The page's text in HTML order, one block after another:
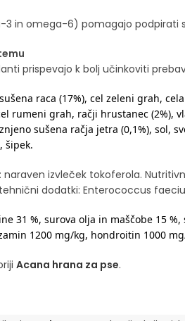
in omega-6) pomagajo podpirati
prispevajo k bolj učinkoviti
raca (17%), cel zeleni grah,
rumeni grah, račji hrustanec (2%),
sušena račja jetra (0,1%), sol,
šipek.
izvleček tokoferola.
dodatki: Enterococcus
31 %, surova olja in maščobe 15
1200 mg/kg, hondroitin 1000
Acana hrana za pse.